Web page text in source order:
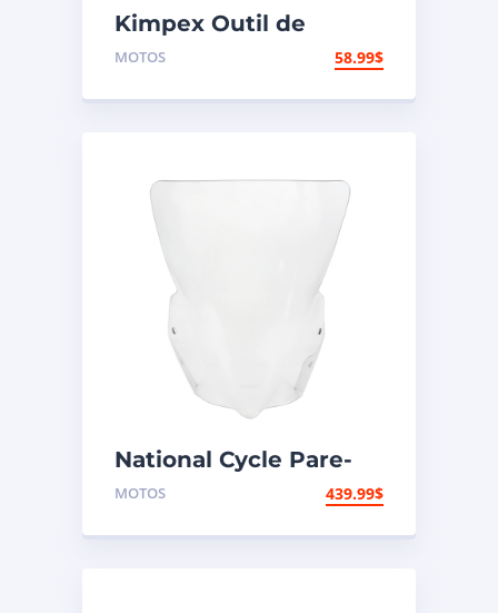
Kimpex Outil de
rivetage et coupe-
MOTOS 58.99$
National Cycle Pare-
brise aéroacoustique
MOTOS 439.99$